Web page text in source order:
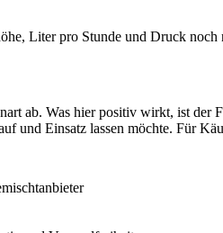
Liter pro Stunde und Druck
ab. Was hier positiv wirkt, ist
und Einsatz lassen möchte. Für